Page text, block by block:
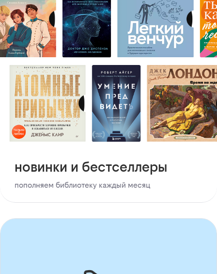
новинки и бестселлеры
пополняем библиотеку каждый месяц